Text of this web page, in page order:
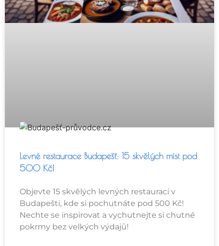
Levné restaurace Budapešť: 15 skvělých míst pod
500 Kč!
Objevte 15 skvělých levných restaurací v
Budapešti, kde si pochutnáte pod 500 Kč!
Nechte se inspirovat a vychutnejte si chutné
pokrmy bez velkých výdajů!